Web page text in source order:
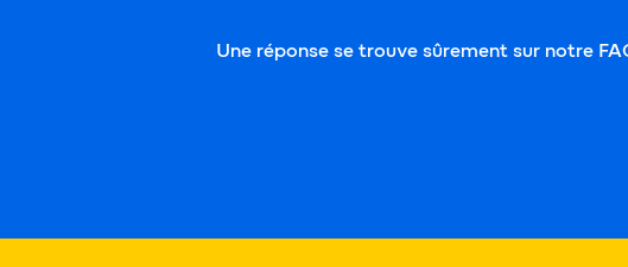
Une réponse se trouve sûrement sur notre